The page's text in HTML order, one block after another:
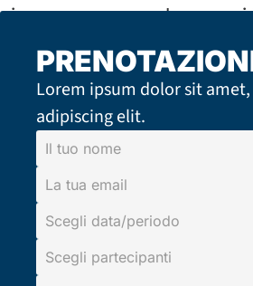
sicurezza per svolgere poi
questa attività!
Kit da ferrata noleggiabile.
Lorem ipsum dolor sit
adipiscing elit.
Il tuo nome
La tua email
Scegli data/
Scegli